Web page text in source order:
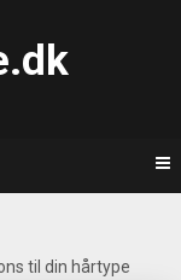
til din hårtype